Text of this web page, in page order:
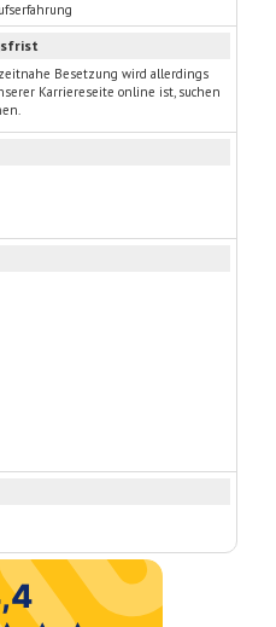
Besetzung wird allerdings
Karriereseite online ist, suchen